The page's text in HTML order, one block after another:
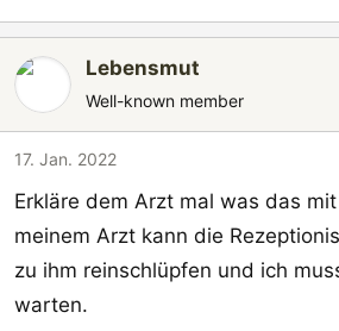
Lebensmut
Well-known member
17. Jan. 2022
Erkläre dem Arzt mal was das
meinem Arzt kann die
zu ihm reinschlüpfen und ich
warten.